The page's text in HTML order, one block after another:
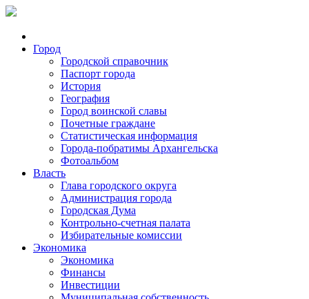
Город
Городской справочник
Паспорт города
История
География
Город воинской славы
Почетные граждане
Статистическая информация
Города-побратимы Архангельска
Фотоальбом
Власть
Глава городского округа
Администрация города
Городская Дума
Контрольно-счетная палата
Избирательные комиссии
Экономика
Экономика
Финансы
Инвестиции